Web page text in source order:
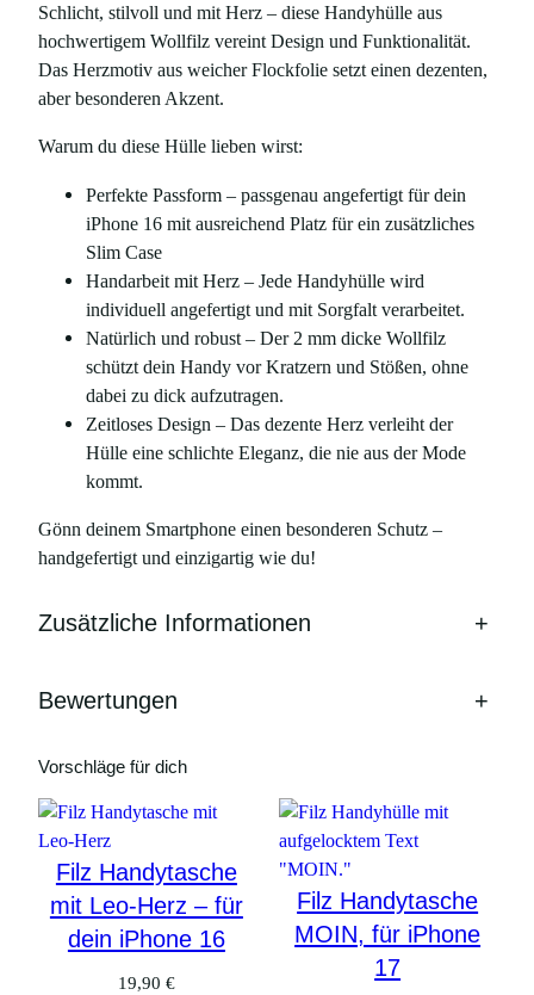
Schlicht, stilvoll und mit Herz – diese Handyhülle aus
hochwertigem Wollfilz vereint Design und Funktionalität.
Das Herzmotiv aus weicher Flockfolie setzt einen dezenten,
aber besonderen Akzent.
Warum du diese Hülle lieben wirst:
Perfekte Passform – passgenau angefertigt für dein
iPhone 16 mit ausreichend Platz für ein zusätzliches
Slim Case
Handarbeit mit Herz – Jede Handyhülle wird
individuell angefertigt und mit Sorgfalt verarbeitet.
Natürlich und robust – Der 2 mm dicke Wollfilz
schützt dein Handy vor Kratzern und Stößen, ohne
dabei zu dick aufzutragen.
Zeitloses Design – Das dezente Herz verleiht der
Hülle eine schlichte Eleganz, die nie aus der Mode
kommt.
Gönn deinem Smartphone einen besonderen Schutz –
handgefertigt und einzigartig wie du!
Zusätzliche Informationen +
Bewertungen +
Vorschläge für dich
Filz Handytasche
mit Leo-Herz – für
dein iPhone 16
19,90 €
Filz Handytasche
MOIN, für iPhone
17